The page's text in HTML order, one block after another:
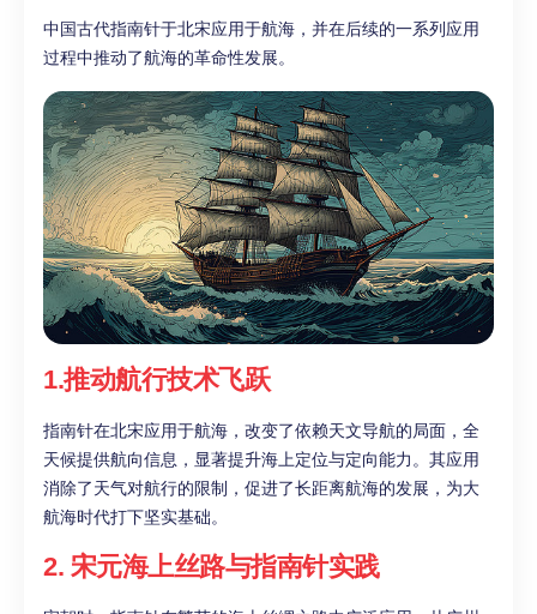
中国古代指南针于北宋应用于航海，并在后续的一系列应用
过程中推动了航海的革命性发展。
1.推动航行技术飞跃
指南针在北宋应用于航海，改变了依赖天文导航的局面，全
天候提供航向信息，显著提升海上定位与定向能力。其应用
消除了天气对航行的限制，促进了长距离航海的发展，为大
航海时代打下坚实基础。
2. 宋元海上丝路与指南针实践